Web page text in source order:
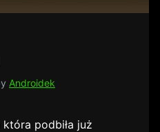
Androidek
podbiła już